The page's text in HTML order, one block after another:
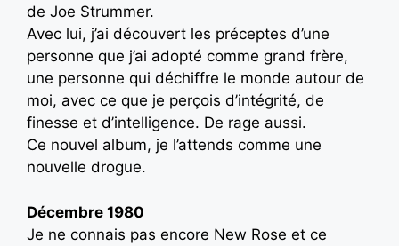
de Joe Strummer.
Avec lui, j’ai découvert les préceptes d’une
personne que j’ai adopté comme grand frère,
une personne qui déchiffre le monde autour de
moi, avec ce que je perçois d’intégrité, de
finesse et d’intelligence. De rage aussi.
Ce nouvel album, je l’attends comme une
nouvelle drogue.
Décembre 1980
Je ne connais pas encore New Rose et ce